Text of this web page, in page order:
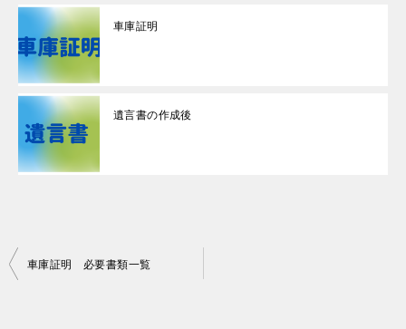
車庫証明
遺言書の作成後
投
車庫証明 必要書類一覧